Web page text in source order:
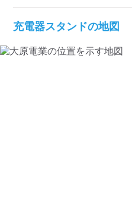
充電器スタンドの地図